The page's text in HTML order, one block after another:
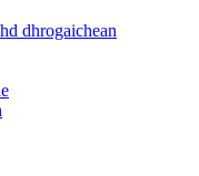
dhrogaichean